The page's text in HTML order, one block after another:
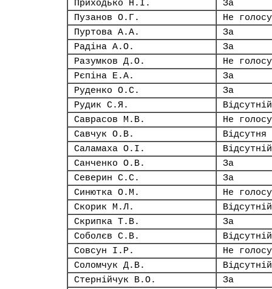
Приходько Н.І.
За
Пузанов О.Г.
Не
Пуртова А.А.
За
Радіна А.О.
За
Разумков Д.О.
Не
Рєпіна Е.А.
За
Руденко О.С.
За
Рудик С.Я.
Відсутній
Саврасов М.В.
Не
Савчук О.В.
Відсутня
Саламаха О.І.
Відсутній
Санченко О.В.
За
Северин С.С.
За
Синютка О.М.
Не
Скорик М.Л.
Відсутній
Скрипка Т.В.
За
Соболєв С.В.
Відсутній
Совсун І.Р.
Не
Соломчук Д.В.
Відсутній
Стернійчук В.О.
За